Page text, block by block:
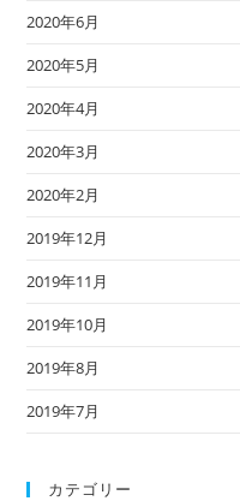
2020年6月
2020年5月
2020年4月
2020年3月
2020年2月
2019年12月
2019年11月
2019年10月
2019年8月
2019年7月
カテゴリー